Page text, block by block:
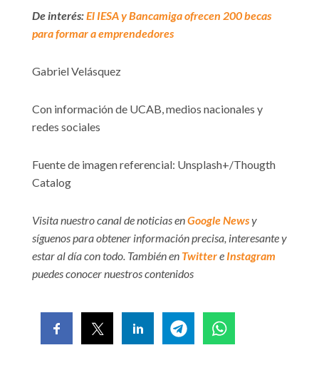
De interés:El IESA y Bancamiga ofrecen 200 becas
para formar a emprendedores
Gabriel Velásquez
Con información de UCAB, medios nacionales y
redes sociales
Fuente de imagen referencial: Unsplash+/Thougth
Catalog
Visita nuestro canal de noticias enGoogle Newsy
síguenos para obtener información precisa, interesante y
estar al día con todo. También en Twittere Instagram
puedes conocer nuestros contenidos